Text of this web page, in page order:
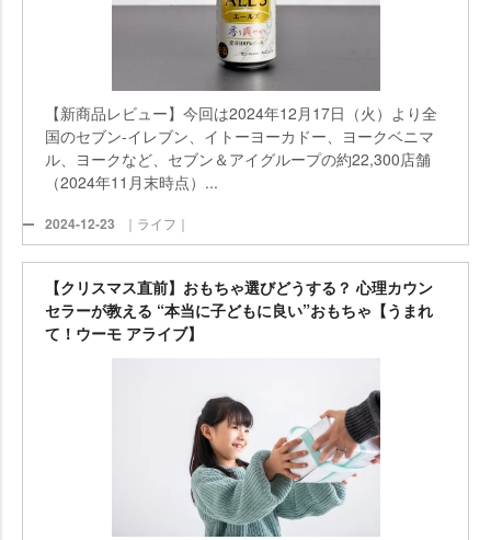
【新商品レビュー】今回は2024年12月17日（火）より全
国のセブン-イレブン、イトーヨーカドー、ヨークベニマ
ル、ヨークなど、セブン＆アイグループの約22,300店舗
（2024年11月末時点）...
2024-12-23 ｜ライフ｜
【クリスマス直前】おもちゃ選びどうする？ 心理カウン
セラーが教える “本当に子どもに良い”おもちゃ【うまれ
て！ウーモ アライブ】